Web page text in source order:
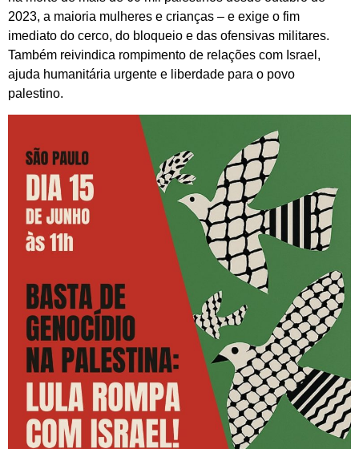
2023, a maioria mulheres e crianças – e exige o fim
imediato do cerco, do bloqueio e das ofensivas militares.
Também reivindica rompimento de relações com Israel,
ajuda humanitária urgente e liberdade para o povo
palestino.